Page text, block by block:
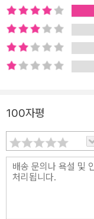
는지, 그러한 변화들이
지, 그리고 식품 마케
리 몸을 보호할지 구체
용과 관련된 최신 과
대한 지식을 넘나들며 지
쯤은 제대로 알아야 할 몸과 음식에 대한 모든 것 이 책은 크게 세 개
의 부로 이루어져 있
서는 우리가 먹는 음식
음식을 어떻게 받아들
혈당, 호르몬, 가공식
100자평